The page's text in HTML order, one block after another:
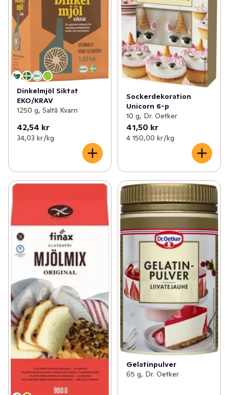
Dinkelmjöl Siktat
EKO/KRAV
1250 g, Saltå Kvarn
42,54 kr
34,03 kr /kg
Sockerdekoration
Unicorn 6-p
10 g, Dr. Oetker
41,50 kr
4 150,00 kr /kg
Gelatinpulver
65 g, Dr. Oetker